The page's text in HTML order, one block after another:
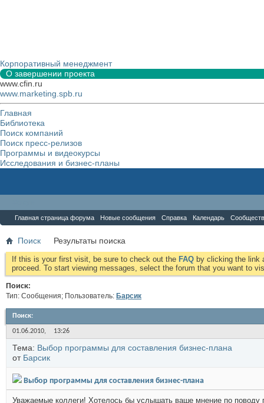
Корпоративный менеджмент
О завершении проекта
www.cfin.ru
www.marketing.spb.ru
Главная
Библиотека
Поиск компаний
Поиск пресс-релизов
Программы и видеокурсы
Исследования и бизнес-планы
Главная страница форума Новые сообщения Справка Календарь
Поиск Результаты поиска
If this is your first visit, be sure to check out the FAQ by clicking the link
proceed. To start viewing messages, select the forum that you want to
Поиск:
Тип: Сообщения; Пользователь: Барсик
Поиск:
01.06.2010, 13:26
Тема: Выбор программы для составления бизнес-плана
от Барсик
Выбор программы для составления бизнес-плана
Уважаемые коллеги! Хотелось бы услышать ваше мнение по